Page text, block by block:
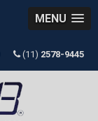
MENU
(11) 2578-9445